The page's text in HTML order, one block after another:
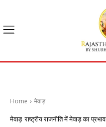
Home मेवाड़
मेवाड़ राष्ट्रीय राजनीति में मेवाड़ का प्रभाव